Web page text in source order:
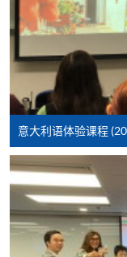
以支票退款；
到支付款项时
除本学院网页
外收费，详情
学费及学额不
其他课程，惟
请一经批准，
学院对邮递失
人资料，概不负
若学员有意申
上足够邮资的
意大利语体验课程